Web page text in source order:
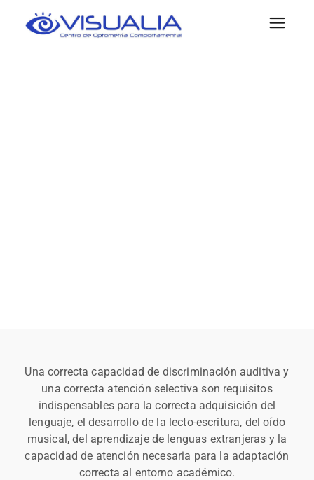
Una correcta capacidad de discriminación auditiva y
una correcta atención selectiva son requisitos
indispensables para la correcta adquisición del
lenguaje, el desarrollo de la lecto-escritura, del oído
musical, del aprendizaje de lenguas extranjeras y la
capacidad de atención necesaria para la adaptación
correcta al entorno académico.